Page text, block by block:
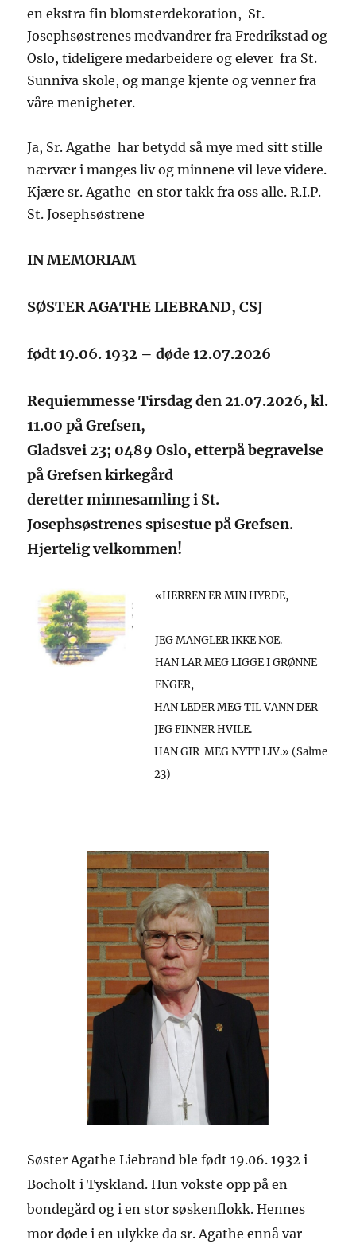
en ekstra fin blomsterdekoration, St.
Josephsøstrenes medvandrer fra Fredrikstad og
Oslo, tideligere medarbeidere og elever fra St.
Sunniva skole, og mange kjente og venner fra
våre menigheter.
Ja, Sr. Agathe har betydd så mye med sitt stille
nærvær i manges liv og minnene vil leve videre.
Kjære sr. Agathe en stor takk fra oss alle. R.I.P.
St. Josephsøstrene
IN MEMORIAM
SØSTER AGATHE LIEBRAND, CSJ
født19.06. 1932 –døde 12.07.2026
RequiemmesseTirsdag den 21.07.2026, kl.
11.00 på Grefsen,
Gladsvei 23; 0489 Oslo, etterpå begravelse
på Grefsen kirkegård
deretter minnesamling i St.
Josephsøstrenes spisestue på Grefsen.
Hjertelig velkommen!
«HERREN ER MIN HYRDE,
JEG MANGLER IKKE NOE.
HAN LAR MEG LIGGE I GRØNNE
ENGER,
HAN LEDER MEG TIL VANN DER
JEG FINNER HVILE.
HAN GIR MEG NYTT LIV.» (Salme
23)
Søster Agathe Liebrandblefødt 19.06. 1932 i
Bocholt i Tyskland. Hun vokste opppå en
bondegård ogi en stor søskenflokk.Hennes
mor dødei en ulykkeda sr. Agathe ennåvar